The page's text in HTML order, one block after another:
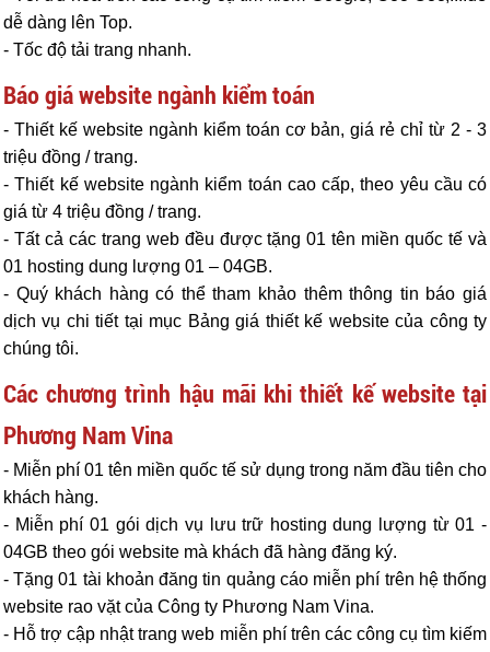
dễ dàng lên Top.
- Tốc độ tải trang nhanh.
Báo giá website ngành kiểm toán
- Thiết kế website ngành kiểm toán cơ bản, giá rẻ chỉ từ 2 - 3
triệu đồng / trang.
- Thiết kế website ngành kiểm toán cao cấp, theo yêu cầu có
giá từ 4 triệu đồng / trang.
- Tất cả các trang web đều được tặng 01 tên miền quốc tế và
01 hosting dung lượng 01 – 04GB.
- Quý khách hàng có thể tham khảo thêm thông tin báo giá
dịch vụ chi tiết tại mục Bảng giá thiết kế website của công ty
chúng tôi.
Các chương trình hậu mãi khi thiết kế website tại
Phương Nam Vina
- Miễn phí 01 tên miền quốc tế sử dụng trong năm đầu tiên cho
khách hàng.
- Miễn phí 01 gói dịch vụ lưu trữ hosting dung lượng từ 01 -
04GB theo gói website mà khách đã hàng đăng ký.
- Tặng 01 tài khoản đăng tin quảng cáo miễn phí trên hệ thống
website rao vặt của Công ty Phương Nam Vina.
- Hỗ trợ cập nhật trang web miễn phí trên các công cụ tìm kiếm